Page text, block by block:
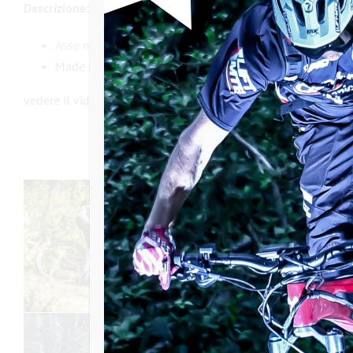
Asse motore versione B dopo il 2019
Made in Francetrattato termicamente dopo la
vedere il video dello smontaggio del cambio.